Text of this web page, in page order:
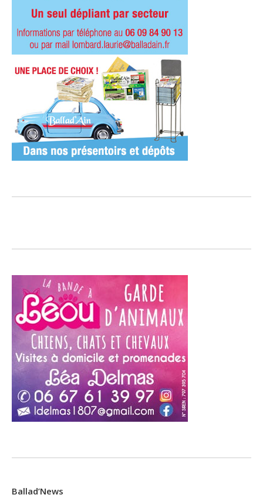
Ballad’News